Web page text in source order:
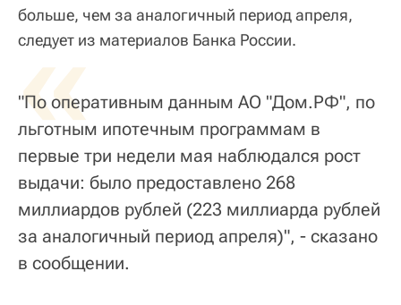
больше, чем за аналогичный период апреля,
следует из материалов Банка России.
«
"По оперативным данным АО "Дом.РФ", по
льготным ипотечным программам в
первые три недели мая наблюдался рост
выдачи: было предоставлено 268
миллиардов рублей (223 миллиарда рублей
за аналогичный период апреля)", - сказано
в сообщении.